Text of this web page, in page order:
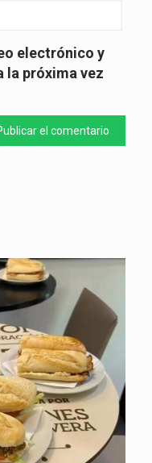
electrónico y
la próxima vez